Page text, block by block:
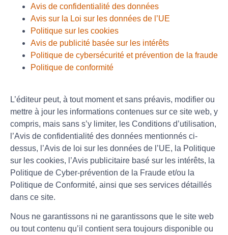
Avis de confidentialité des données
Avis sur la Loi sur les données de l’UE
Politique sur les cookies
Avis de publicité basée sur les intérêts
Politique de cybersécurité et prévention de la fraude
Politique de conformité
L’éditeur peut, à tout moment et sans préavis, modifier ou
mettre à jour les informations contenues sur ce site web, y
compris, mais sans s’y limiter, les Conditions d’utilisation,
l’Avis de confidentialité des données mentionnés ci-
dessus, l’Avis de loi sur les données de l’UE, la Politique
sur les cookies, l’Avis publicitaire basé sur les intérêts, la
Politique de Cyber-prévention de la Fraude et/ou la
Politique de Conformité, ainsi que ses services détaillés
dans ce site.
Nous ne garantissons ni ne garantissons que le site web
ou tout contenu qu’il contient sera toujours disponible ou